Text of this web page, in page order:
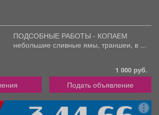
ПОДСОБНЫЕ РАБОТЫ - КОПАЕМ
небольшие сливные ямы, траншеи, в ...
1 000 руб.
Подать объявление